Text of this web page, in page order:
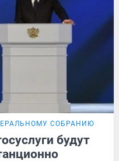
СОБРАНИЮ
будут